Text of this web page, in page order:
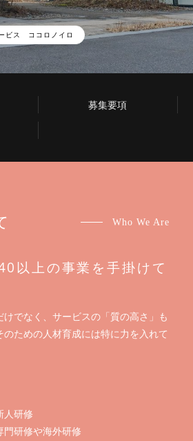
ビス ココロノイロ
募集要項
Who We Are
以上の事業を手掛けて
けでなく、サービスの「質の高さ」も
ための人材育成には特に力を入れて
人研修
門研修や海外研修